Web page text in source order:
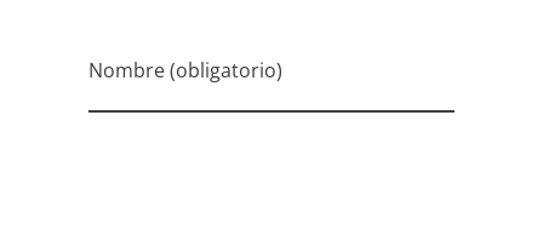
Nombre (obligatorio)